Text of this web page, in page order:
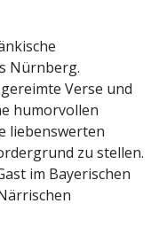
Nürnberg.
Verse und
humorvollen
liebenswerten
zu stellen.
im Bayerischen